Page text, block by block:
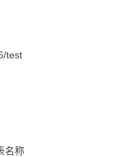
test
名称